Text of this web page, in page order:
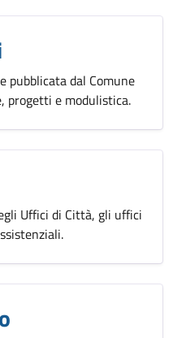
pubblicata dal Comune
progetti e modulistica.
Uffici di Città, gli uffici